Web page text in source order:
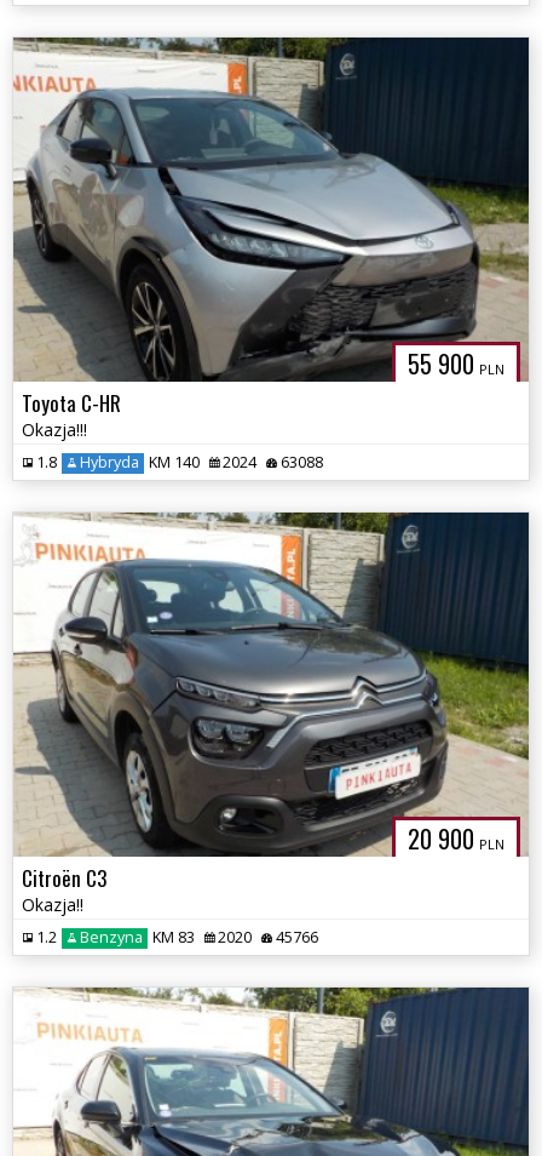
55 900 PLN
Toyota C-HR
Okazja!!!
1.8 Hybryda KM 140 2024 63088
20 900 PLN
Citroën C3
Okazja!!
1.2 Benzyna KM 83 2020 45766